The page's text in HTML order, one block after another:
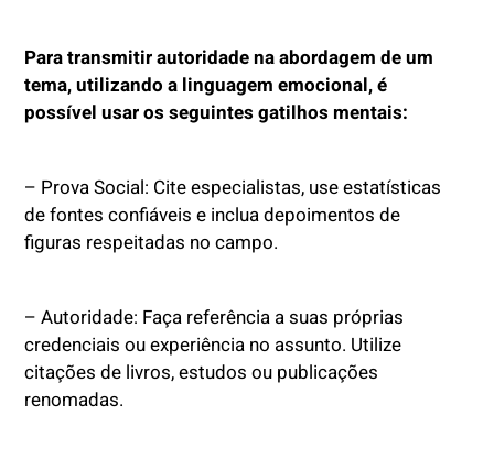
Para transmitir autoridade na abordagem de um
tema, utilizando a linguagem emocional, é
possível usar os seguintes gatilhos mentais:
– Prova Social: Cite especialistas, use estatísticas
de fontes confiáveis e inclua depoimentos de
figuras respeitadas no campo.
– Autoridade: Faça referência a suas próprias
credenciais ou experiência no assunto. Utilize
citações de livros, estudos ou publicações
renomadas.